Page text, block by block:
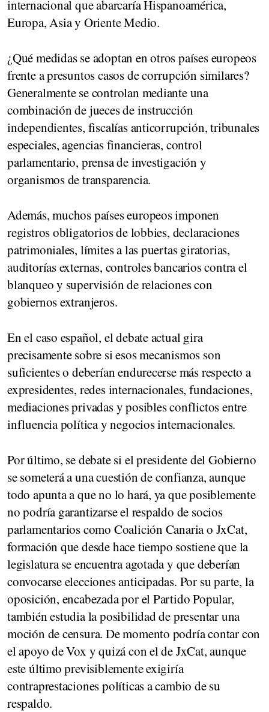
internacional que abarcaría Hispanoamérica,
Europa, Asia y Oriente Medio.
¿Qué medidas se adoptan en otros países europeos
frente a presuntos casos de corrupción similares?
Generalmente se controlan mediante una
combinación de jueces de instrucción
independientes, fiscalías anticorrupción, tribunales
especiales, agencias financieras, control
parlamentario, prensa de investigación y
organismos de transparencia.
Además, muchos países europeos imponen
registros obligatorios de lobbies, declaraciones
patrimoniales, límites a las puertas giratorias,
auditorías externas, controles bancarios contra el
blanqueo y supervisión de relaciones con
gobiernos extranjeros.
En el caso español, el debate actual gira
precisamente sobre si esos mecanismos son
suficientes o deberían endurecerse más respecto a
expresidentes, redes internacionales, fundaciones,
mediaciones privadas y posibles conflictos entre
influencia política y negocios internacionales.
Por último, se debate si el presidente del Gobierno
se someterá a unacuestión de confianza, aunque
todo apunta a que no lo hará, ya que posiblemente
no podría garantizarse el respaldo de socios
parlamentarios como Coalición Canaria o JxCat,
formación que desde hace tiempo sostiene que la
legislatura se encuentra agotada y que deberían
convocarse elecciones anticipadas. Por su parte, la
oposición, encabezada por el Partido Popular,
también estudia la posibilidad de presentar una
moción de censura. De momento podría contar con
el apoyo de Vox y quizá con el de JxCat, aunque
este último previsiblemente exigiría
contraprestaciones políticas a cambio de su
respaldo.